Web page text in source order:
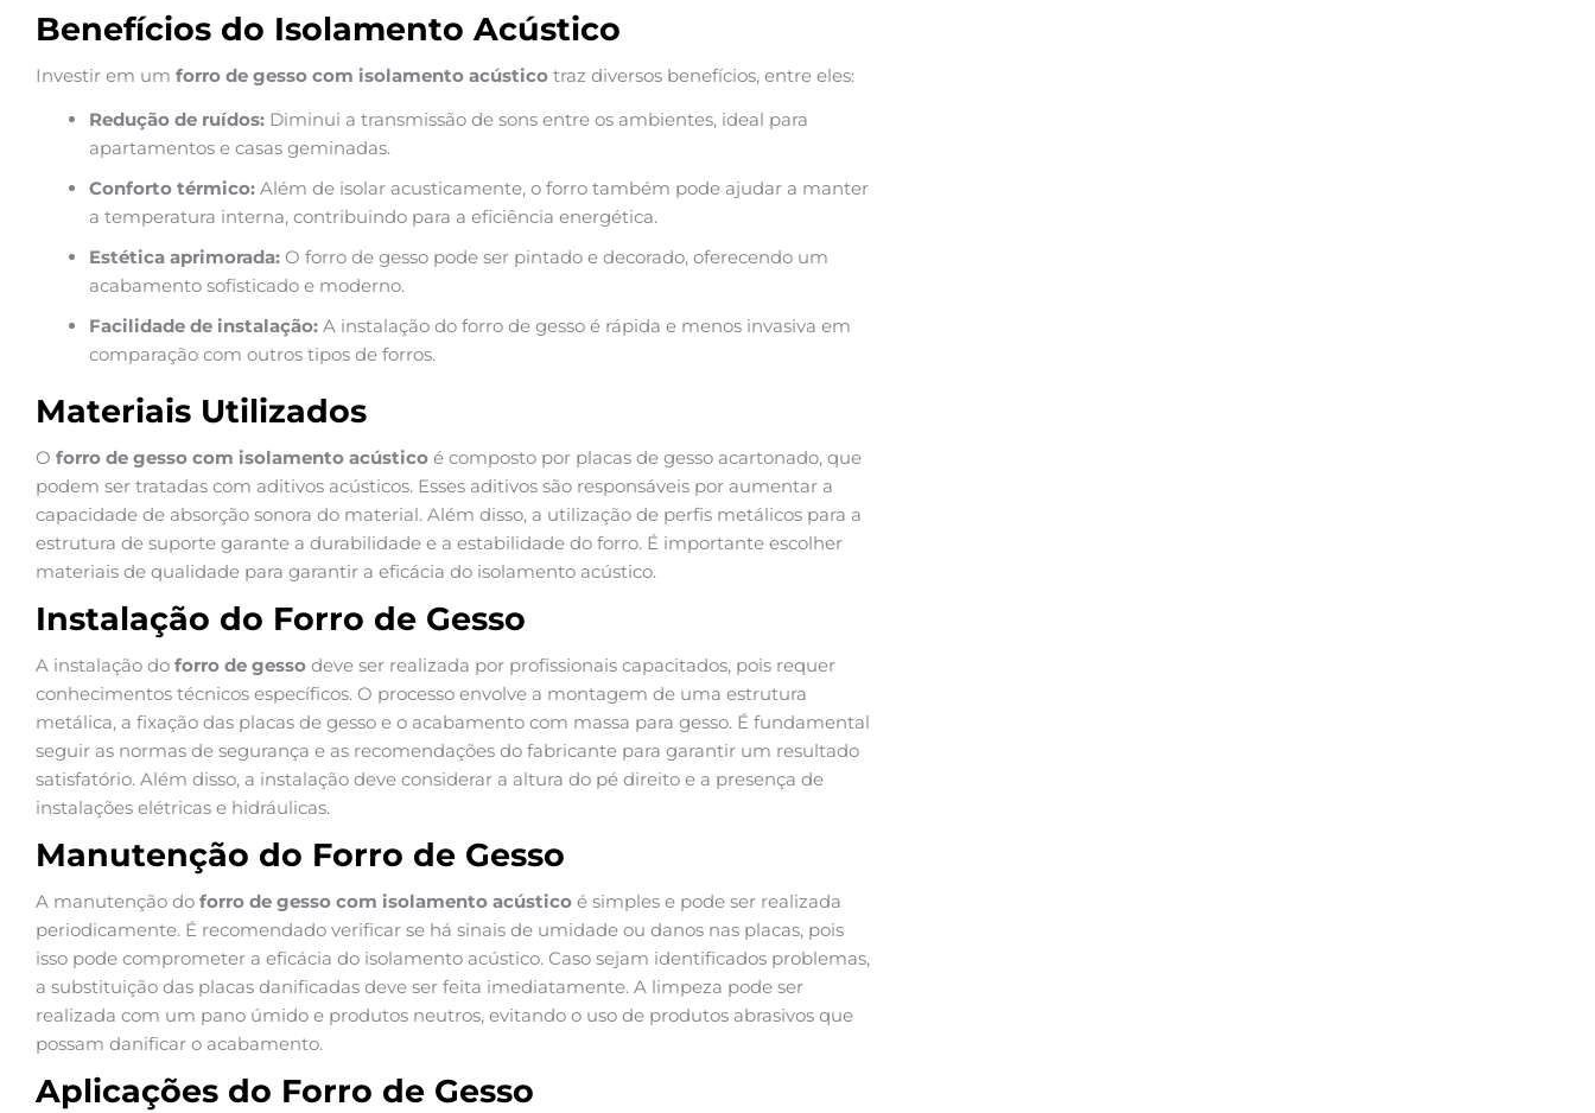
Benefícios do Isolamento Acústico
Investir em um forro de gesso com isolamento acústico traz diversos benefícios, entre eles:
Redução de ruídos: Diminui a transmissão de sons entre os ambientes, ideal para
apartamentos e casas geminadas.
Conforto térmico: Além de isolar acusticamente, o forro também pode ajudar a manter
a temperatura interna, contribuindo para a eficiência energética.
Estética aprimorada: O forro de gesso pode ser pintado e decorado, oferecendo um
acabamento sofisticado e moderno.
Facilidade de instalação: A instalação do forro de gesso é rápida e menos invasiva em
comparação com outros tipos de forros.
Materiais Utilizados
O forro de gesso com isolamento acústico é composto por placas de gesso acartonado, que
podem ser tratadas com aditivos acústicos. Esses aditivos são responsáveis por aumentar a
capacidade de absorção sonora do material. Além disso, a utilização de perfis metálicos para a
estrutura de suporte garante a durabilidade e a estabilidade do forro. É importante escolher
materiais de qualidade para garantir a eficácia do isolamento acústico.
Instalação do Forro de Gesso
A instalação do forro de gesso deve ser realizada por profissionais capacitados, pois requer
conhecimentos técnicos específicos. O processo envolve a montagem de uma estrutura
metálica, a fixação das placas de gesso e o acabamento com massa para gesso. É fundamental
seguir as normas de segurança e as recomendações do fabricante para garantir um resultado
satisfatório. Além disso, a instalação deve considerar a altura do pé direito e a presença de
instalações elétricas e hidráulicas.
Manutenção do Forro de Gesso
A manutenção do forro de gesso com isolamento acústico é simples e pode ser realizada
periodicamente. É recomendado verificar se há sinais de umidade ou danos nas placas, pois
isso pode comprometer a eficácia do isolamento acústico. Caso sejam identificados problemas,
a substituição das placas danificadas deve ser feita imediatamente. A limpeza pode ser
realizada com um pano úmido e produtos neutros, evitando o uso de produtos abrasivos que
possam danificar o acabamento.
Aplicações do Forro de Gesso